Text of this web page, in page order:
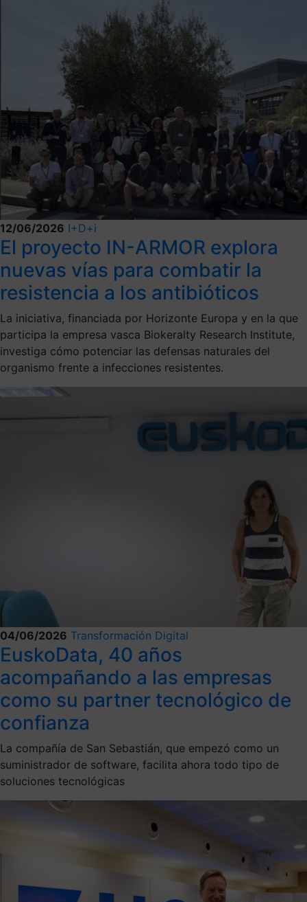
12/06/2026 I+D+i
El proyecto IN-ARMOR explora
nuevas vías para combatir la
resistencia a los antibióticos
La iniciativa, financiada por Horizonte Europa y en la que
participa la empresa vasca Biokeralty Research Institute,
investiga cómo potenciar las defensas naturales del
organismo frente a infecciones resistentes.
04/06/2026 Transformación Digital
EuskoData, 40 años
acompañando a las empresas
como su partner tecnológico de
confianza
La compañía de San Sebastián, que empezó como un
suministrador de software, facilita ahora todo tipo de
soluciones tecnológicas